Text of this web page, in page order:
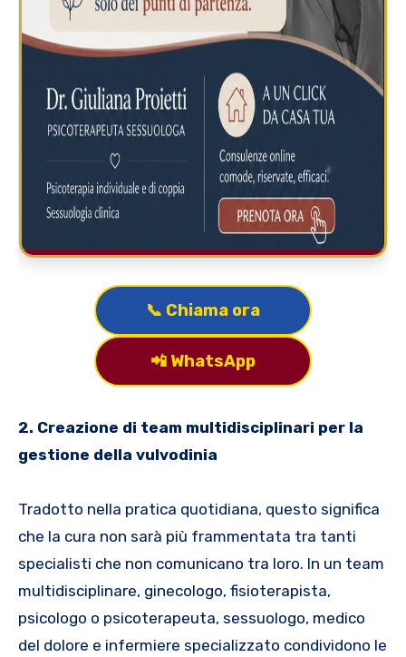
📞 Chiama ora
📲 WhatsApp
2. Creazione di team multidisciplinari per la
gestione della vulvodinia
Tradotto nella pratica quotidiana, questo significa
che la cura non sarà più frammentata tra tanti
specialisti che non comunicano tra loro. In un team
multidisciplinare, ginecologo, fisioterapista,
psicologo o psicoterapeuta, sessuologo, medico
del dolore e infermiere specializzato condividono le